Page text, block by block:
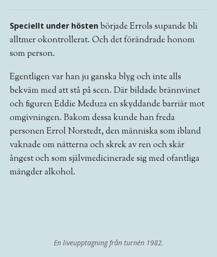
Speciellt under hösten började Errols supande bli
alltmer okontrollerat. Och det förändrade honom
som person.
Egentligen var han ju ganska blyg och inte alls
bekväm med att stå på scen. Där bildade brännvinet
och figuren Eddie Meduza en skyddande barriär mot
omgivningen. Bakom dessa kunde han freda
personen Errol Norstedt, den människa som ibland
vaknade om nätterna och skrek av ren och skär
ångest och som självmedicinerade sig med ofantliga
mängder alkohol.
En liveupptagning från turnén 1982.